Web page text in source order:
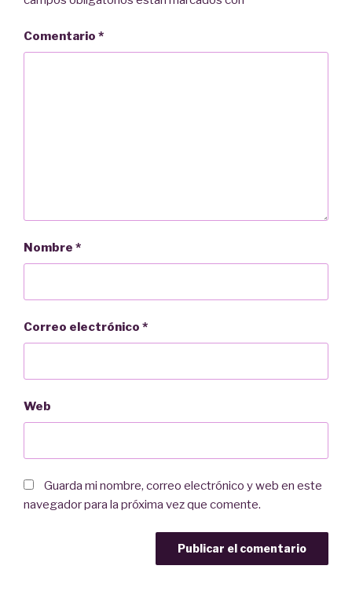
Comentario *
Nombre *
Correo electrónico *
Web
Guarda mi nombre, correo electrónico y web en este
navegador para la próxima vez que comente.